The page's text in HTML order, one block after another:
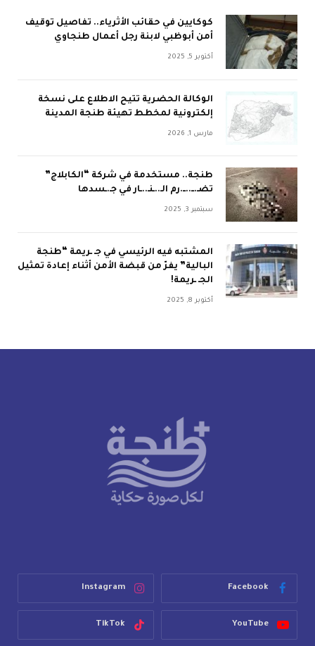
كوكايين في حقائب الأثرياء.. تفاصيل توقيف
أمن أبوظبي لابنة رجل أعمال طنجاوي
أكتوبر 5, 2025
الوكالة الحضرية تتيح الاطلاع على نسخة
إلكترونية لمخطط تهيئة طنجة المدينة
مارس 1, 2026
طنجة.. مستخدمة في شركة “الكابلاج”
تضـ.ــ..ــ.رم الـ..ـنـ..ـار في جـ.ـسدها
سبتمبر 3, 2025
المشتبه فيه الرئيسي في جـ ـريمة “طنجة
البالية” يفرّ من قبضة الأمن أثناء إعادة تمثيل
الجـ ـريمة!
أكتوبر 8, 2025
Facebook
Instagram
YouTube
TikTok